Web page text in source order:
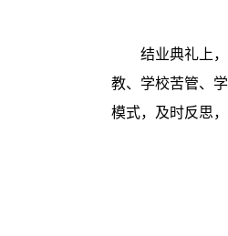
结业典礼上
教、学校苦管、
模式，及时反思，